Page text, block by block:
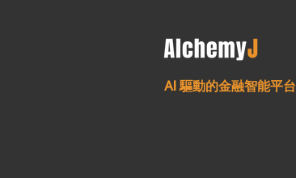
AI 驅動的金融智能平台